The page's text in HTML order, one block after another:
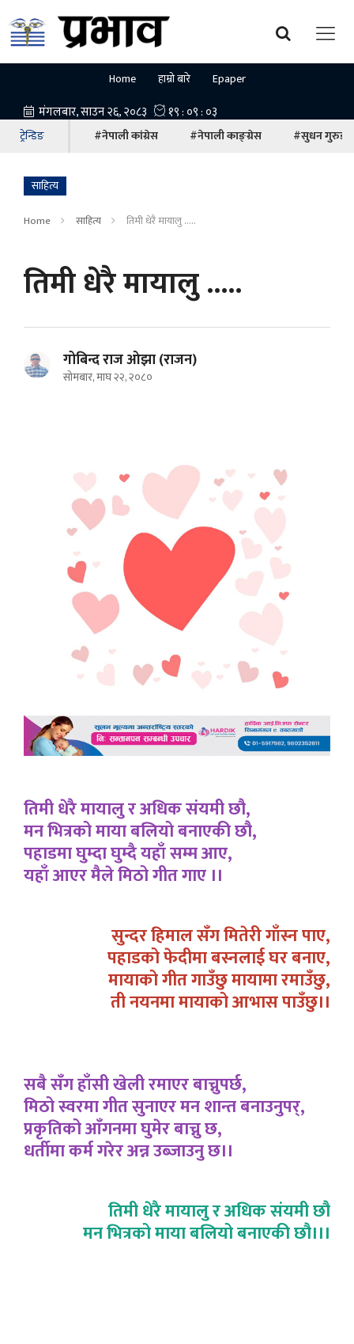
Home हाम्रो बारे Epaper
ट्रेन्डिङ #नेपाली कांग्रेस #नेपाली काङ्ग्रेस #सुधन गुरुङ
साहित्य
Home साहित्य तिमी धेरै मायालु .....
तिमी धेरै मायालु .....
गोबिन्द राज ओझा (राजन)
सोमबार, माघ २२, २०८०
तिमी धेरै मायालु र अधिक संयमी छौ,
मन भित्रको माया बलियो बनाएकी छौ,
पहाडमा घुम्दा घुम्दै यहाँ सम्म आए,
यहाँ आएर मैले मिठो गीत गाए ।।
सुन्दर हिमाल सँग मितेरी गाँस्न पाए,
पहाडको फेदीमा बस्नलाई घर बनाए,
मायाको गीत गाउँछु मायामा रमाउँछु,
ती नयनमा मायाको आभास पाउँछु।।
सबै सँग हाँसी खेली रमाएर बाच्नुपर्छ,
मिठो स्वरमा गीत सुनाएर मन शान्त बनाउनुपर्,
प्रकृतिको आँगनमा घुमेर बाच्नु छ,
धर्तीमा कर्म गरेर अन्न उब्जाउनु छ।।
तिमी धेरै मायालु र अधिक संयमी छौ
मन भित्रको माया बलियो बनाएकी छौ।।।